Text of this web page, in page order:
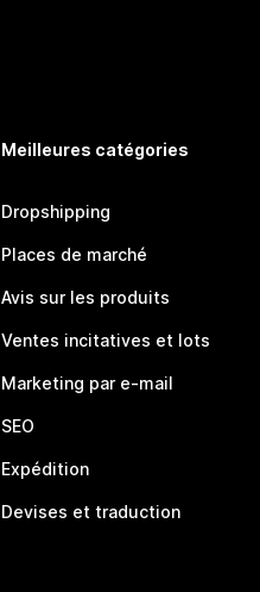
Meilleures catégories
Dropshipping
Places de marché
Avis sur les produits
Ventes incitatives et lots
Marketing par e-mail
SEO
Expédition
Devises et traduction